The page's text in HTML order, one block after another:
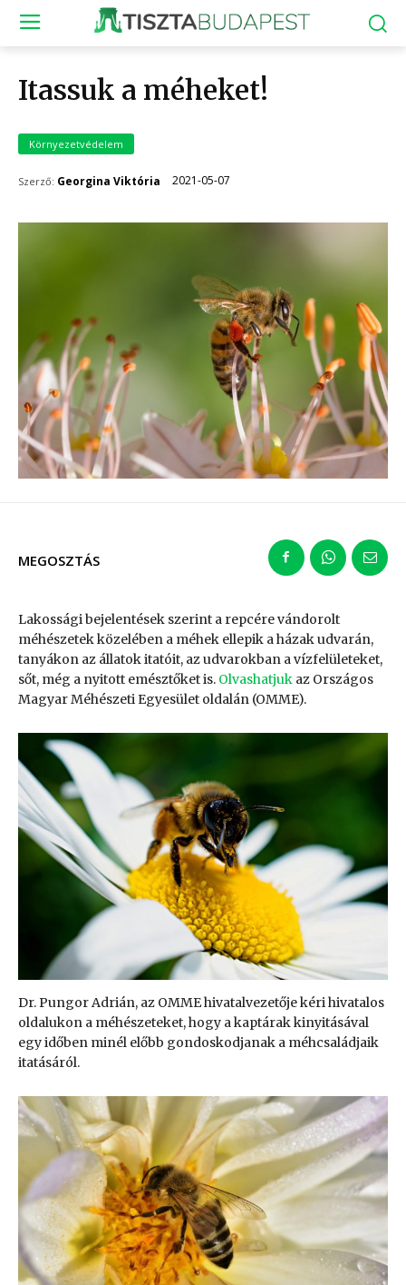
Itassuk a méheket!
Környezetvédelem
Szerző: Georgina Viktória 2021-05-07
MEGOSZTÁS
Lakossági bejelentések szerint a repcére vándorolt
méhészetek közelében a méhek ellepik a házak udvarán,
tanyákon az állatok itatóit, az udvarokban a vízfelületeket,
sőt, még a nyitott emésztőket is. Olvashatjuk az Országos
Magyar Méhészeti Egyesület oldalán (OMME).
Dr. Pungor Adrián, az OMME hivatalvezetője kéri hivatalos
oldalukon a méhészeteket, hogy a kaptárak kinyitásával
egy időben minél előbb gondoskodjanak a méhcsaládjaik
itatásáról.